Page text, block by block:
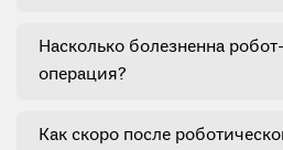
Насколько болезненна
операция?
Как скоро после